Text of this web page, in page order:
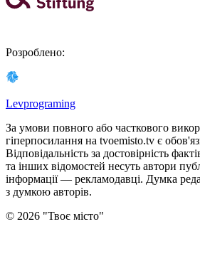
Розроблено:
Levprograming
За умови повного або часткового
гіперпосилання на tvoemisto.tv є
Відповідальність за достовірність
та інших відомостей несуть автори
інформації — рекламодавці. Думка
з думкою авторiв.
© 2026 "Твоє місто"